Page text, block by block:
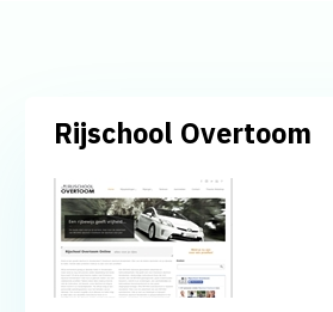
Rijschool Overtoom